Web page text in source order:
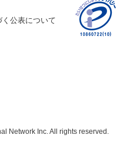
公表について
Network Inc. All rights reserved.